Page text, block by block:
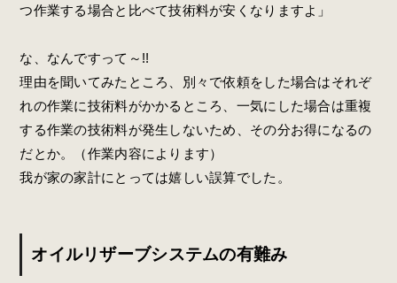
つ作業する場合と比べて技術料が安くなりますよ」
な、なんですって～!!
理由を聞いてみたところ、別々で依頼をした場合はそれぞ
れの作業に技術料がかかるところ、一気にした場合は重複
する作業の技術料が発生しないため、その分お得になるの
だとか。（作業内容によります）
我が家の家計にとっては嬉しい誤算でした。
オイルリザーブシステムの有難み